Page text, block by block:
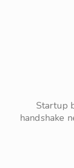
Startup
handshake